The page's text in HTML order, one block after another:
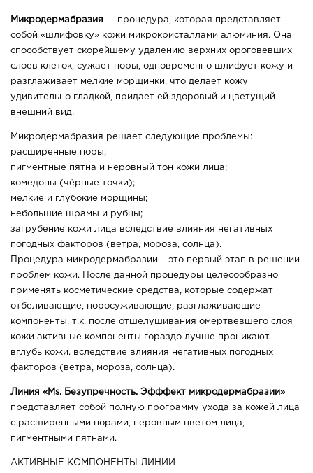
Микродермабразия — процедура, которая представляет
собой «шлифовку» кожи микрокристаллами алюминия. Она
способствует скорейшему удалению верхних ороговевших
слоев клеток, сужает поры, одновременно шлифует кожу и
разглаживает мелкие морщинки, что делает кожу
удивительно гладкой, придает ей здоровый и цветущий
внешний вид.
Микродермабразия решает следующие проблемы:
расширенные поры;
пигментные пятна и неровный тон кожи лица;
комедоны (чёрные точки);
мелкие и глубокие морщины;
небольшие шрамы и рубцы;
загрубение кожи лица вследствие влияния негативных
погодных факторов (ветра, мороза, солнца).
Процедура микродермабразии – это первый этап в решении
проблем кожи. После данной процедуры целесообразно
применять косметические средства, которые содержат
отбеливающие, поросуживающие, разглаживающие
компоненты, т.к. после отшелушивания омертвевшего слоя
кожи активные компоненты гораздо лучше проникают
вглубь кожи. вследствие влияния негативных погодных
факторов (ветра, мороза, солнца).
Линия «Ms. Безупречность. Эфффект микродермабразии»
представляет собой полную программу ухода за кожей лица
с расширенными порами, неровным цветом лица,
пигментными пятнами.
АКТИВНЫЕ КОМПОНЕНТЫ ЛИНИИ